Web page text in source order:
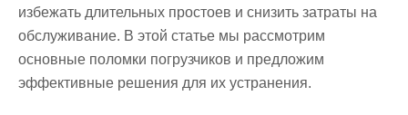
избежать длительных простоев и снизить затраты на
обслуживание. В этой статье мы рассмотрим
основные поломки погрузчиков и предложим
эффективные решения для их устранения.